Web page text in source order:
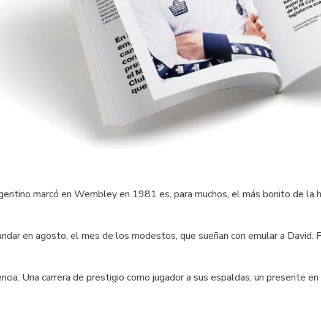
marcó en Wembley en 1981 es, para muchos, el más bonito de
en agosto, el mes de los modestos, que sueñan con emular a
Una carrera de prestigio como jugador a sus espaldas, un presente